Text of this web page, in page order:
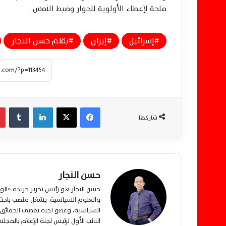
ملحة لإعطاء الأولوية للحوار وضبط النفس.
إسرائيل إيران بقلم حسن النجار
شاركها
فيسبوك ‫X لينكدإن
حسن النجار
حسن النجار هو رئيس تحرير جريدة
والعلوم السياسية. يشغل منصب
السياسية، وعضو لجنة تقصي
النائب الأول لرئيس لجنة الإعلام